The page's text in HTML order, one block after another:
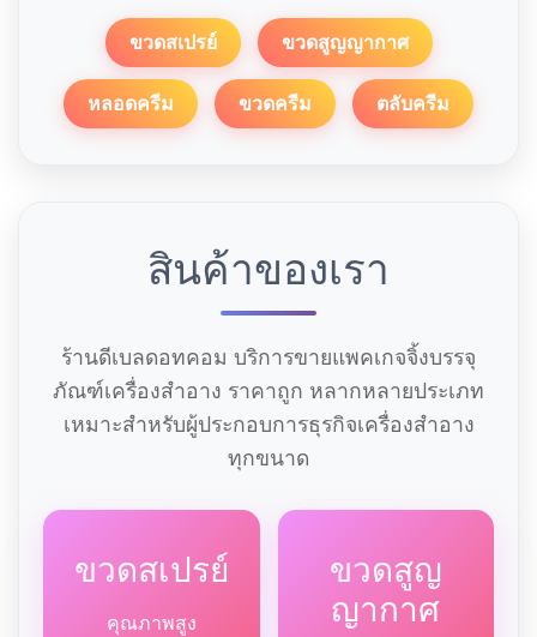
ขวดสเปรย์ ขวดสูญญากาศ
หลอดครีม ขวดครีม ตลับครีม
สินค้าของเรา
ร้านดีเบลดอทคอม บริการขายแพคเกจจิ้งบรรจุ
ภัณฑ์เครื่องสำอาง ราคาถูก หลากหลายประเภท
เหมาะสำหรับผู้ประกอบการธุรกิจเครื่องสำอาง
ทุกขนาด
ขวดสเปรย์
คุณภาพสูง
ขวดสูญ
ญากาศ